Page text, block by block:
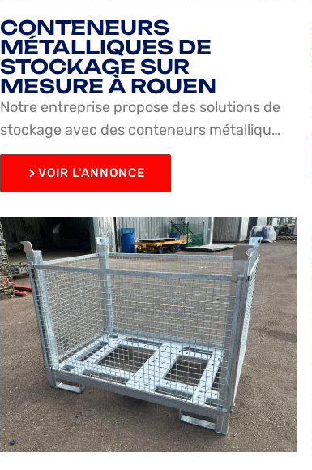
CONTENEURS
MÉTALLIQUES DE
STOCKAGE SUR
MESURE À ROUEN
Notre entreprise propose des solutions de
stockage avec des conteneurs métalliqu…
VOIR L'ANNONCE